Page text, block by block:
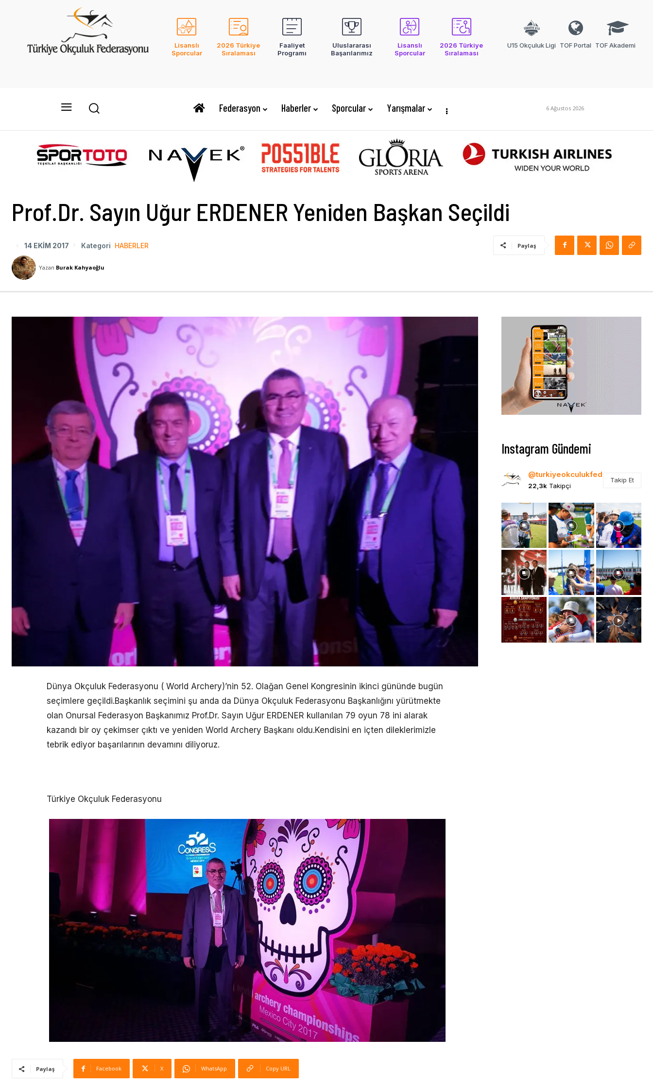
Lisanslı
Sporcular
2026 Türkiye
Sıralaması
Faaliyet
Programı
Uluslararası
Başarılarımız
Lisanslı
Sporcular
2026 Türkiye
Sıralaması
U15 Okçuluk Ligi TOF Portal TOF Akademi
Federasyon Haberler Sporcular Yarışmalar 6 Ağustos 2026
Prof.Dr. Sayın Uğur ERDENER Yeniden Başkan Seçildi
14 EKIM 2017 Kategori HABERLER Paylaş
Yazan Burak Kahyaoğlu
Dünya Okçuluk Federasyonu ( World Archery)’nin 52. Olağan Genel Kongresinin ikinci gününde bugün
seçimlere geçildi.Başkanlık seçimini şu anda da Dünya Okçuluk Federasyonu Başkanlığını yürütmekte
olan Onursal Federasyon Başkanımız Prof.Dr. Sayın Uğur ERDENER kullanılan 79 oyun 78 ini alarak
kazandı bir oy çekimser çıktı ve yeniden World Archery Başkanı oldu.Kendisini en içten dileklerimizle
tebrik ediyor başarılarının devamını diliyoruz.
Türkiye Okçuluk Federasyonu
Paylaş Facebook X WhatsApp Copy URL
Instagram Gündemi
@turkiyeokculukfed
22,3k Takipçi
Takip Et